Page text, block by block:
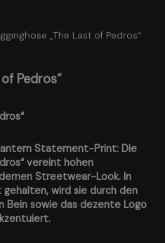
„The Last of Pedros“
Pedros“
Statement-Print: Die
vereint hohen
Streetwear-Look. In
wird sie durch den
Bein sowie das dezente Logo